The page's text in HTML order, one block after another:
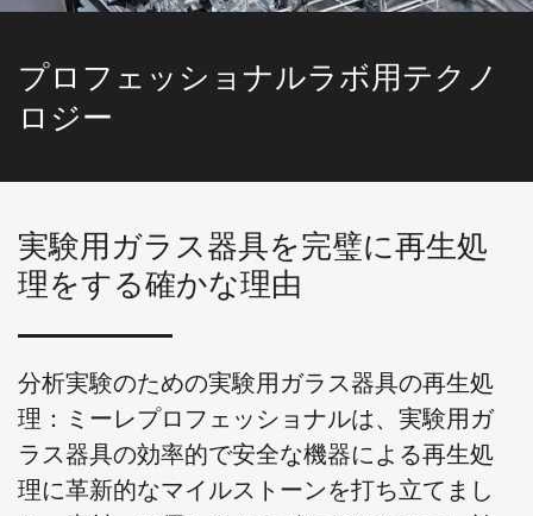
家庭用
検索
プロフェッショナルラボ用テクノ
ロジー
実験用ガラス器具を完璧に再生処
理をする確かな理由
分析実験のための実験用ガラス器具の再生処
理：ミーレプロフェッショナルは、実験用ガ
ラス器具の効率的で安全な機器による再生処
理に革新的なマイルストーンを打ち立てまし